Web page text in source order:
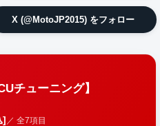
X (@MotoJP2015) をフォロー
チューニング】
] ／ 全7項目